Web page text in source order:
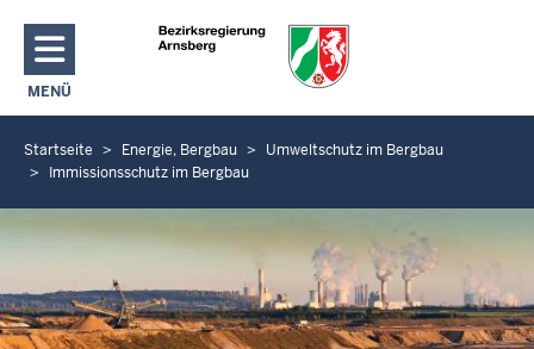
Direkt zum Inhalt
MENÜ
NAVIGATION AKTIVIEREN/DEAKTIVIEREN: HAUPTMENÜ
S
e
f
i
Startseite Energie, Bergbau
Umweltschutz im Bergbau
Immissionsschutz im Bergbau